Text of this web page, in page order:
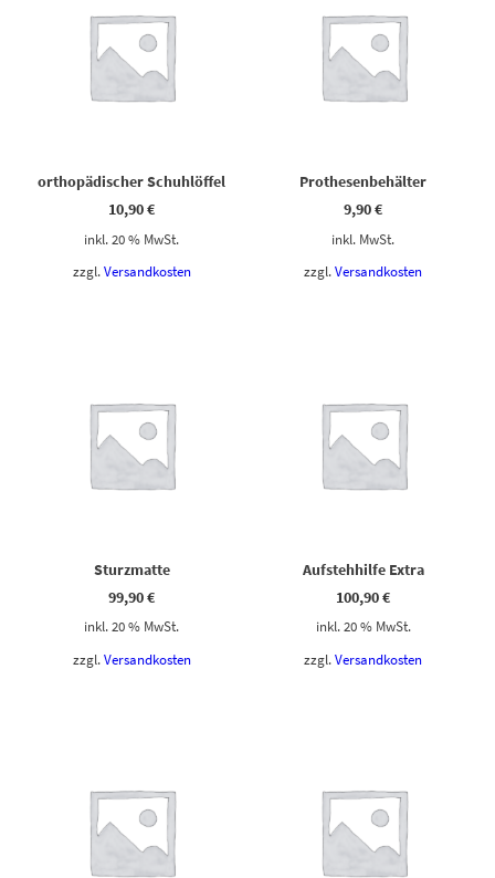
orthopädischer Schuhlöffel
10,90€
inkl. 20 % MwSt.
zzgl. Versandkosten
Prothesenbehälter
9,90€
inkl. MwSt.
zzgl.Versandkosten
Sturzmatte
99,90€
inkl. 20 % MwSt.
zzgl. Versandkosten
Aufstehhilfe Extra
100,90€
inkl. 20 % MwSt.
zzgl.Versandkosten